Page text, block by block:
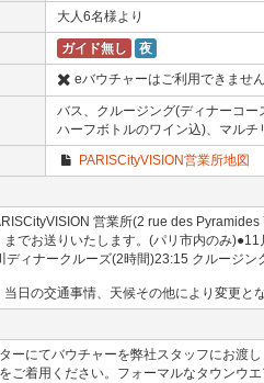
大人6名様より
ガイド無し
夜
eバウチャーはご利用できませ
バス、クルージング(ディナーコー
ハーフボトルのワイン込)、マルチ
PARISCityVISION営業所地図
営業所(2 rue des
でお送りいたします。(パリ市内のみ
ィナークルーズ(2時間)23:15 クルージ
当日の交通事情、天候その他により変更
ーにてバウチャーを弊社スタッフにお渡し
ご着用ください。フォーマルなタウンウ